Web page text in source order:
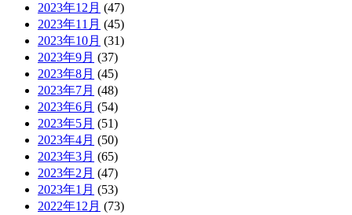
2023年12月 (47)
2023年11月 (45)
2023年10月 (31)
2023年9月 (37)
2023年8月 (45)
2023年7月 (48)
2023年6月 (54)
2023年5月 (51)
2023年4月 (50)
2023年3月 (65)
2023年2月 (47)
2023年1月 (53)
2022年12月 (73)